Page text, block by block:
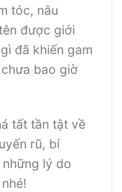
tóc, nâu
được giới
đã khiến gam
chưa bao giờ
tất tần tật về
rũ, bí
lý do